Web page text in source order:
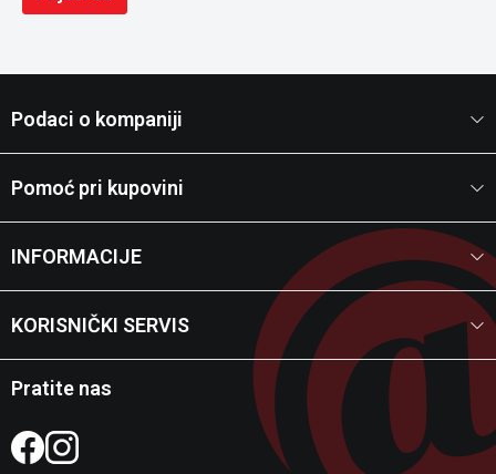
Podaci o kompaniji
Pomoć pri kupovini
INFORMACIJE
KORISNIČKI SERVIS
Pratite nas